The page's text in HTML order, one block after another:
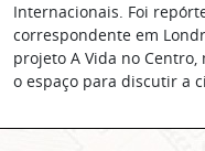
Internacionais. Foi
correspondente em
projeto A Vida no
o espaço para discutir a